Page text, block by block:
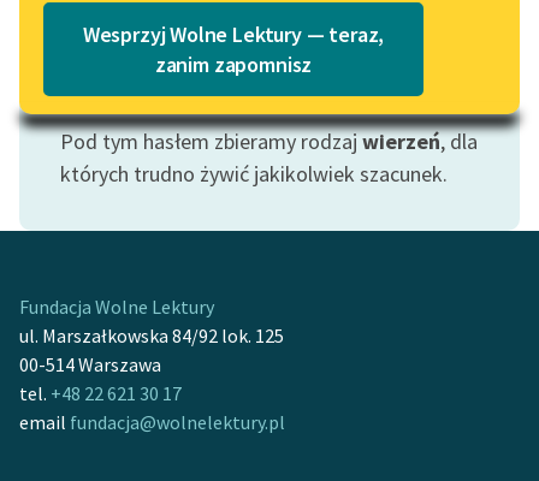
Lektury szkolne i klasyka
literatury do słuchania dla
uczennic i uczniów z
niepełnosprawnościami
szkolnych i literatury do
niepełnosprawnościami
Feministyczne inspiracje.
Popularyzacja
skandynawskiej literatury
Katalog w formacie PDF
Wesprzyj Wolne Lektury — teraz,
zanim zapomnisz
Motyw: Zabobony
Pod tym hasłem zbieramy rodzajwierzeń, dla
których trudno żywić jakikolwiek szacunek.
Fundacja Wolne Lektury
ul. Marszałkowska 84/92 lok. 125
00-514 Warszawa
tel. +48 22 621 30 17
email fundacja@wolnelektury.pl